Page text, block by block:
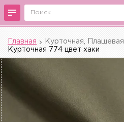
Главная
Курточная, Плащевая
Курточная 774 цвет хаки